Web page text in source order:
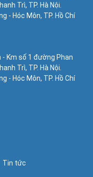
Trì, TP. Hà Nội.
- Hóc Môn, TP. Hồ Chí
- Km số 1 đường Phan
Trì, TP. Hà Nội.
- Hóc Môn, TP. Hồ Chí
Tin tức